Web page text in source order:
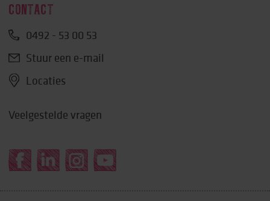
CONTACT
0492 - 53 00 53
Stuur een e-mail
Locaties
Veelgestelde vragen